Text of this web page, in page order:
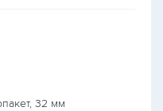
32 мм